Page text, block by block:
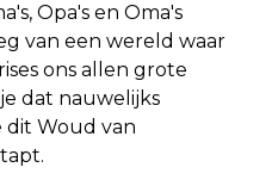
Opa's en Oma's
van een wereld waar
ons allen grote
dat nauwelijks
dit Woud van